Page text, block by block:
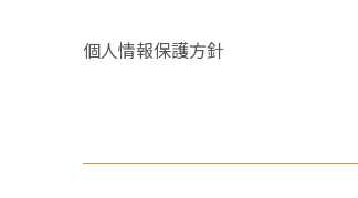
個人情報保護方針